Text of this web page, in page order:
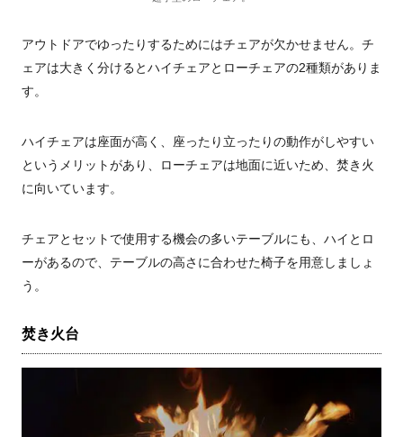
アウトドアでゆったりするためにはチェアが欠かせません。チ
ェアは大きく分けるとハイチェアとローチェアの2種類がありま
す。
ハイチェアは座面が高く、座ったり立ったりの動作がしやすい
というメリットがあり、ローチェアは地面に近いため、焚き火
に向いています。
チェアとセットで使用する機会の多いテーブルにも、ハイとロ
ーがあるので、テーブルの高さに合わせた椅子を用意しましょ
う。
焚き火台